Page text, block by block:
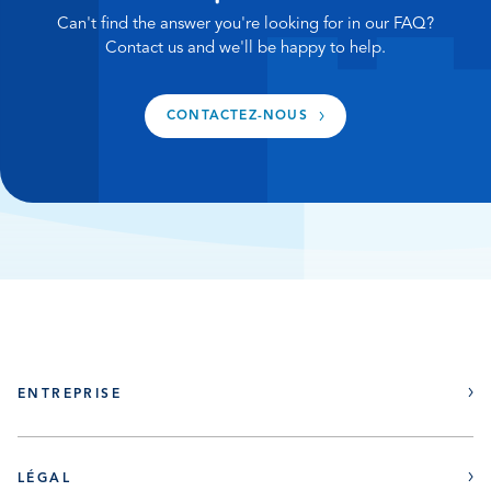
inactif durant une période prolongée (trois
semaines ou plus), nous vous conseillons d’effectuer
pour votre absence prolongée.
Can't find the answer you're looking for in our FAQ?
Contact us and we'll be happy to help.
CONTACTEZ-NOUS
ENTREPRISE
LÉGAL